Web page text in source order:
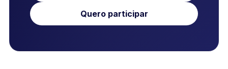
Quero participar